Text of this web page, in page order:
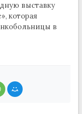
выставку
которая
в